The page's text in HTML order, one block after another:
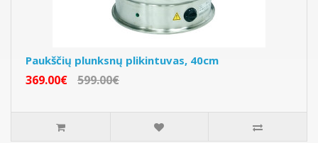
Paukščių plunksnų plikintuvas, 40cm
369.00€ 599.00€